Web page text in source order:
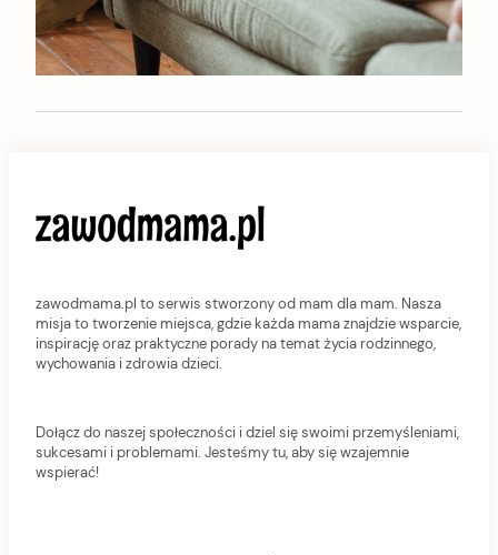
zawodmama.pl to serwis stworzony od mam dla mam. Nasza
misja to tworzenie miejsca, gdzie każda mama znajdzie wsparcie,
inspirację oraz praktyczne porady na temat życia rodzinnego,
wychowania i zdrowia dzieci.
Dołącz do naszej społeczności i dziel się swoimi przemyśleniami,
sukcesami i problemami. Jesteśmy tu, aby się wzajemnie
wspierać!